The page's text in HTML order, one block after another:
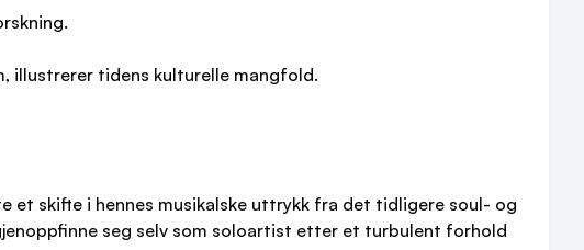
illustrerer tidens kulturelle mangfold.
et skifte i hennes musikalske uttrykk fra det tidligere soul- og
seg selv som soloartist etter et turbulent forhold